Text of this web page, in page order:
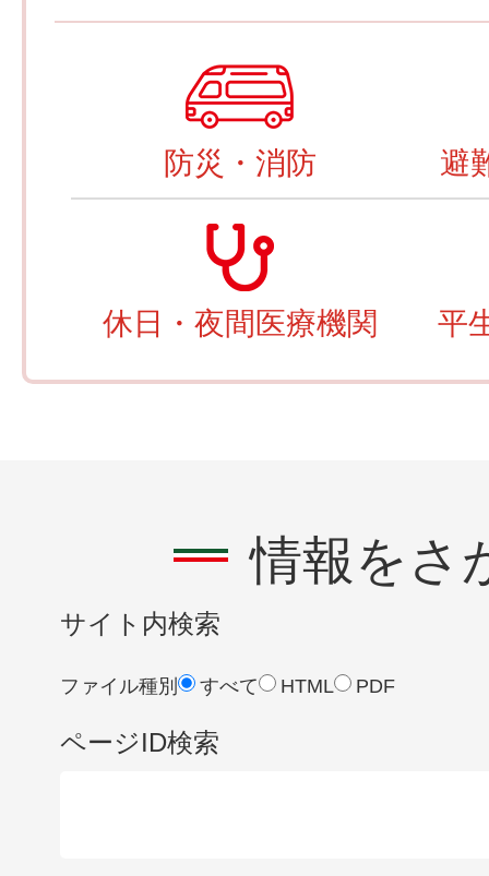
防災・消防 避
休日・夜間医療機関 平
情報をさ
サイト内検索
ファイル種別 すべて HTML PDF
ページID検索